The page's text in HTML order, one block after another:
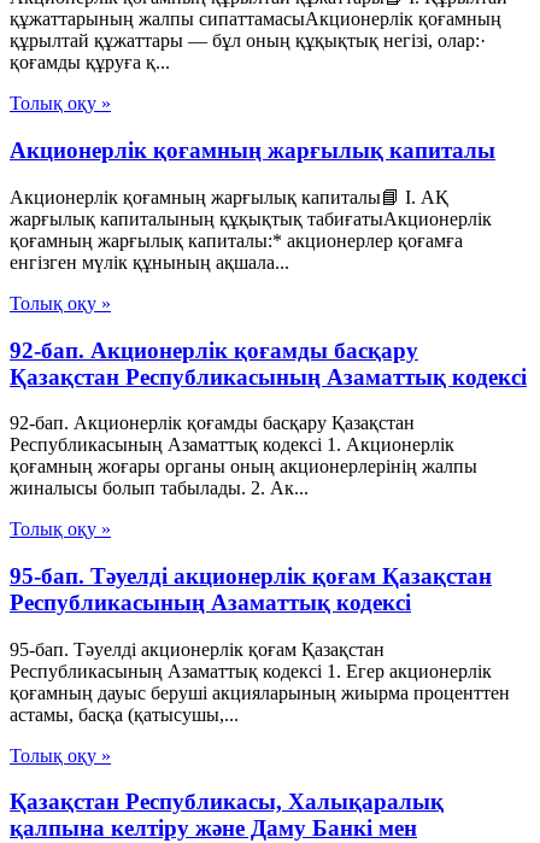
құжаттарының жалпы сипаттамасыАкционерлік қоғамның
құрылтай құжаттары — бұл оның құқықтық негізі, олар:·
қоғамды құруға қ...
Толық оқу »
Акционерлік қоғамның жарғылық капиталы
Акционерлік қоғамның жарғылық капиталы📘 I. АҚ
жарғылық капиталының құқықтық табиғатыАкционерлік
қоғамның жарғылық капиталы:* акционерлер қоғамға
енгізген мүлік құнының ақшала...
Толық оқу »
92-бап. Акционерлiк қоғамды басқару
Қазақстан Республикасының Азаматтық кодексi
92-бап. Акционерлiк қоғамды басқару Қазақстан
Республикасының Азаматтық кодексi 1. Акционерлiк
қоғамның жоғары органы оның акционерлерiнiң жалпы
жиналысы болып табылады. 2. Ак...
Толық оқу »
95-бап. Тәуелдi акционерлiк қоғам Қазақстан
Республикасының Азаматтық кодексi
95-бап. Тәуелдi акционерлiк қоғам Қазақстан
Республикасының Азаматтық кодексi 1. Егер акционерлiк
қоғамның дауыс берушi акцияларының жиырма проценттен
астамы, басқа (қатысушы,...
Толық оқу »
Қазақстан Республикасы, Халықаралық
қалпына келтіру және Даму Банкі мен